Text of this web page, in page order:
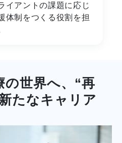
イアントの課題に応じ
体制をつくる役割を担
の世界へ、“再
たなキャリア